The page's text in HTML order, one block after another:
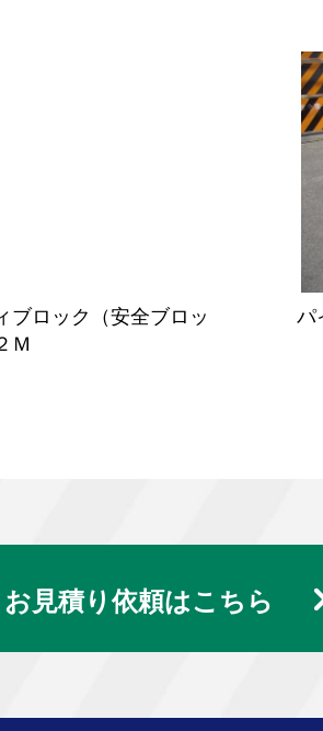
ブロック（安全ブロッ
Ｍ
パ
見積り依頼はこちら